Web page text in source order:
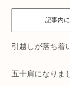
記事内
引越しが落ち着
五十肩になりま